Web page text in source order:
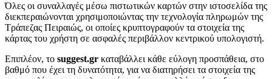
Όλες οι συναλλαγές μέσω πιστωτικών καρτών στην ιστοσελίδα της
διεκπεραιώνονται χρησιμοποιώντας την τεχνολογία πληρωμών της
Τράπεζας Πειραιώς, οι οποίες κρυπτογραφούν τα στοιχεία της
κάρτας του χρήστη σε ασφαλές περιβάλλον κεντρικού υπολογιστή.
Επιπλέον, το suggest.gr καταβάλλει κάθε εύλογη προσπάθεια, στο
βαθμό που έχει τη δυνατότητα, για να διατηρήσει τα στοιχεία της